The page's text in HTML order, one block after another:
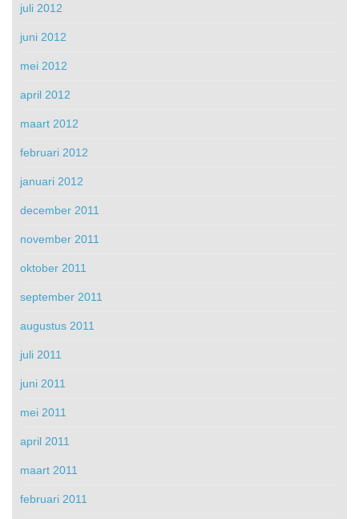
juli 2012
juni 2012
mei 2012
april 2012
maart 2012
februari 2012
januari 2012
december 2011
november 2011
oktober 2011
september 2011
augustus 2011
juli 2011
juni 2011
mei 2011
april 2011
maart 2011
februari 2011